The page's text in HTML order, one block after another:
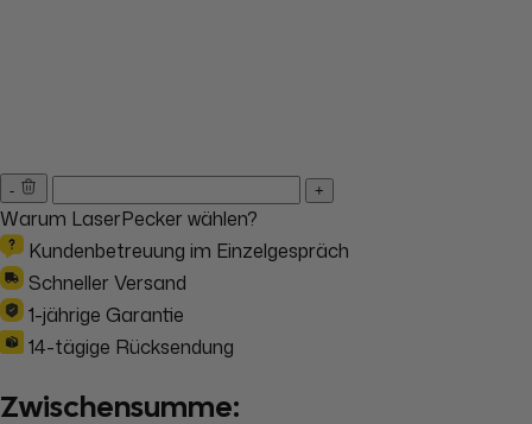
- +
Warum LaserPecker wählen?
Kundenbetreuung im Einzelgespräch
Schneller Versand
1-jährige Garantie
14-tägige Rücksendung
Zwischensumme: